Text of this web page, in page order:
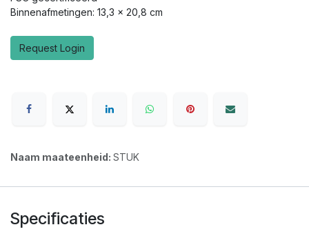
Binnenafmetingen: 13,3 x 20,8 cm
Request Login
Naam maateenheid: STUK
Specificaties